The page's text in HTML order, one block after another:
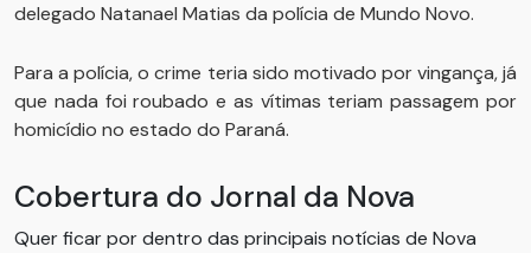
delegado Natanael Matias da polícia de Mundo Novo.
Para a polícia, o crime teria sido motivado por vingança, já
que nada foi roubado e as vítimas teriam passagem por
homicídio no estado do Paraná.
Cobertura do Jornal da Nova
Quer ficar por dentro das principais notícias de Nova